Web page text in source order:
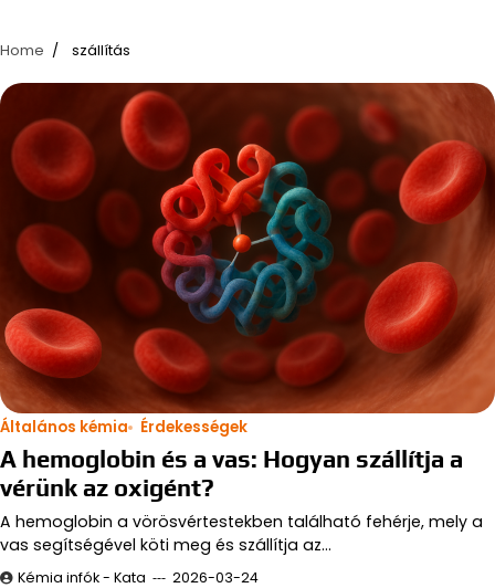
Home szállítás
Általános kémia Érdekességek
A hemoglobin és a vas: Hogyan szállítja a
vérünk az oxigént?
A hemoglobin a vörösvértestekben található fehérje, mely a
vas segítségével köti meg és szállítja az…
Kémia infók - Kata 2026-03-24